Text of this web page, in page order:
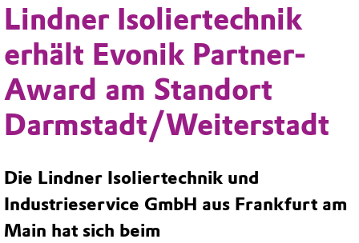
Lindner Isoliertechnik
erhält Evonik Partner-
Award am Standort
Darmstadt/Weiterstadt
Die Lindner Isoliertechnik und
Industrieservice GmbH aus Frankfurt am
Main hat sich beim